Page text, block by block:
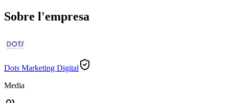
Sobre l'empresa
Dots Marketing Digital
Media